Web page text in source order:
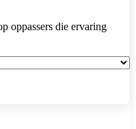
oppassers die ervaring